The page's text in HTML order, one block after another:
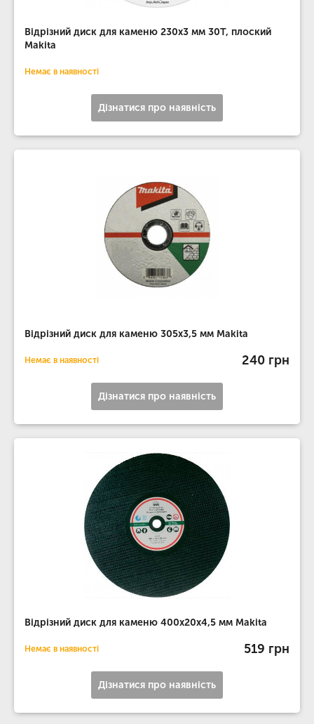
Відрізний диск для каменю 230х3 мм 30Т, плоский
Makita
Немає в наявності
Дізнатися про наявність
Відрізний диск для каменю 305x3,5 мм Makita
Немає в наявності 240 грн
Дізнатися про наявність
Відрізний диск для каменю 400х20х4,5 мм Makita
Немає в наявності 519 грн
Дізнатися про наявність